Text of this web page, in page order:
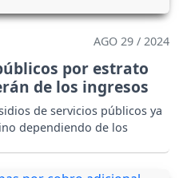
AGO 29 / 2024
por estrato
de los ingresos
de servicios públicos ya
dependiendo de los